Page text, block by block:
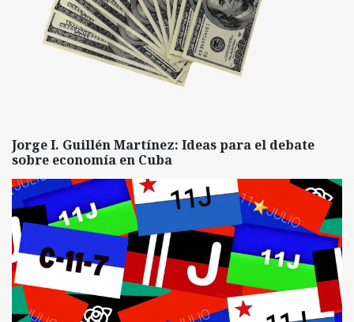
Jorge I. Guillén Martínez: Ideas para el debate
sobre economía en Cuba